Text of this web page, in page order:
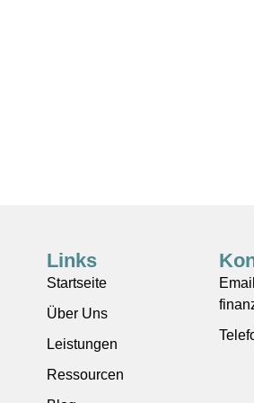
Links
Startseite
Über Uns
Leistungen
Ressourcen